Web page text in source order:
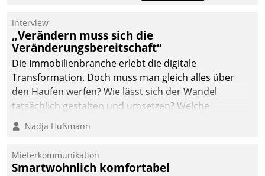
Die monatlichen
Mitteilungen zum
Heizungs- und
Wasserverbrauch gehen
automatisiert, vollständig
und auf Wunsch über
mehrere zuvor
Kommunikationswege bei
Interview
„Verändern muss sich die
Veränderungsbereitschaft“
Die Immobilienbranche erlebt die digitale
Transformation. Doch muss man gleich alles über
den Haufen werfen? Wie lässt sich der Wandel
tatsächlich gestalten und umsetzen? Welche
Argumente zählen wirklich?
Nadja Hußmann
Mieterkommunikation
Smartwohnlich komfortabel